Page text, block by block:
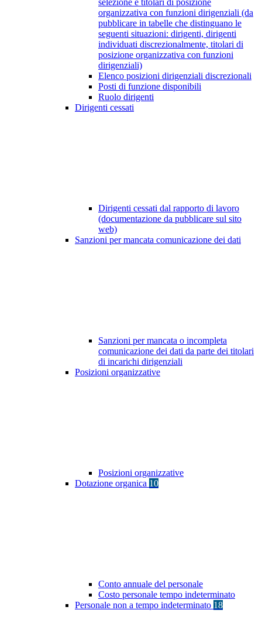
selezione e titolari di posizione
organizzativa con funzioni dirigenziali (da
pubblicare in tabelle che distinguano le
seguenti situazioni: dirigenti, dirigenti
individuati discrezionalmente, titolari di
posizione organizzativa con funzioni
dirigenziali)
Elenco posizioni dirigenziali discrezionali
Posti di funzione disponibili
Ruolo dirigenti
Dirigenti cessati
Dirigenti cessati dal rapporto di lavoro
(documentazione da pubblicare sul sito
web)
Sanzioni per mancata comunicazione dei dati
Sanzioni per mancata o incompleta
comunicazione dei dati da parte dei titolari
di incarichi dirigenziali
Posizioni organizzative
Posizioni organizzative
Dotazione organica 10
Conto annuale del personale
Costo personale tempo indeterminato
Personale non a tempo indeterminato 18